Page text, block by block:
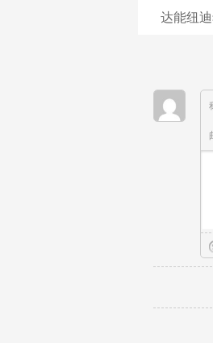
达能纽